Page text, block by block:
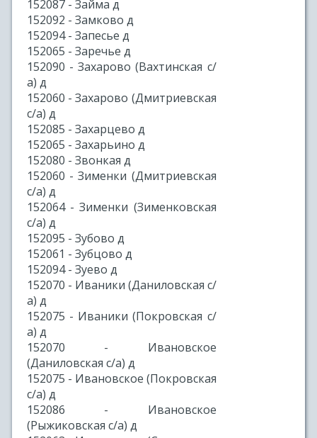
152087 - Займа д
152092 - Замково д
152094 - Запесье д
152065 - Заречье д
152090 - Захарово (Вахтинская с/
а) д
152060 - Захарово (Дмитриевская
с/а) д
152085 - Захарцево д
152065 - Захарьино д
152080 - Звонкая д
152060 - Зименки (Дмитриевская
с/а) д
152064 - Зименки (Зименковская
с/а) д
152095 - Зубово д
152061 - Зубцово д
152094 - Зуево д
152070 - Иваники (Даниловская с/
а) д
152075 - Иваники (Покровская с/
а) д
152070 - Ивановское
(Даниловская с/а) д
152075 - Ивановское (Покровская
с/а) д
152086 - Ивановское
(Рыжиковская с/а) д